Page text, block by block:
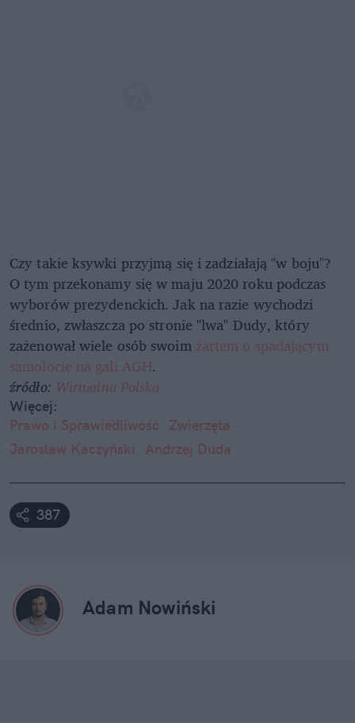
Czy takie ksywki przyjmą się i zadziałają "w boju"?
O tym przekonamy się w maju 2020 roku podczas
wyborów prezydenckich. Jak na razie wychodzi
średnio, zwłaszcza po stronie "lwa" Dudy, który
zażenował wiele osób swoim żartem o spadającym
samolocie na gali AGH.
źródło: Wirtualna Polska
Więcej:
Prawo i Sprawiedliwość
Zwierzęta
Jarosław Kaczyński
Andrzej Duda
387
Adam Nowiński